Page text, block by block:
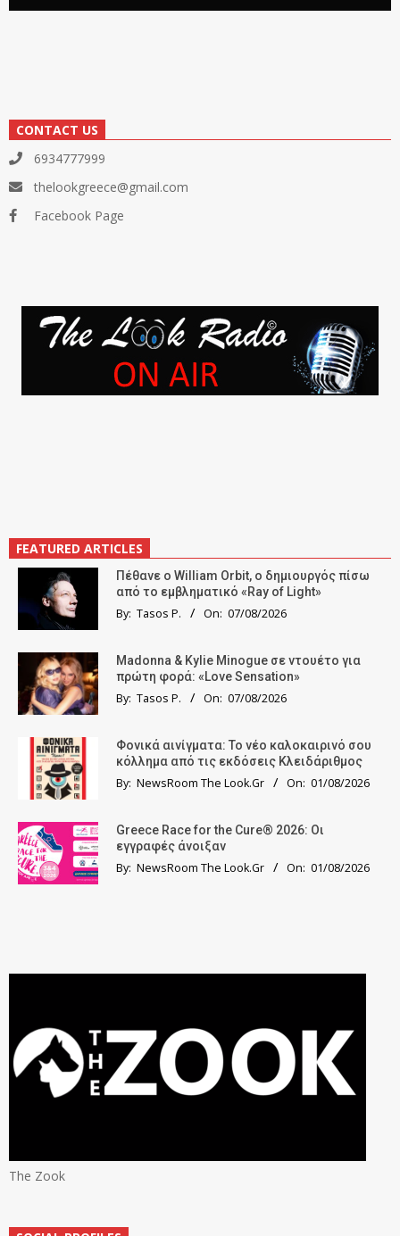
CONTACT US
6934777999
thelookgreece@gmail.com
Facebook Page
FEATURED ARTICLES
Πέθανε ο William Orbit, ο δημιουργός πίσω
από το εμβληματικό «Ray of Light»
By: Tasos P. On: 07/08/2026
Madonna & Kylie Minogue σε ντουέτο για
πρώτη φορά: «Love Sensation»
By: Tasos P. On: 07/08/2026
Φονικά αινίγματα: Το νέο καλοκαιρινό σου
κόλλημα από τις εκδόσεις Κλειδάριθμος
By: NewsRoom The Look.Gr On: 01/08/2026
Greece Race for the Cure® 2026: Οι
εγγραφές άνοιξαν
By: NewsRoom The Look.Gr On: 01/08/2026
The Zook